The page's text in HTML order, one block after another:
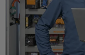
residuais
Soluções
para
a
indústria
Serviço
de
montagem